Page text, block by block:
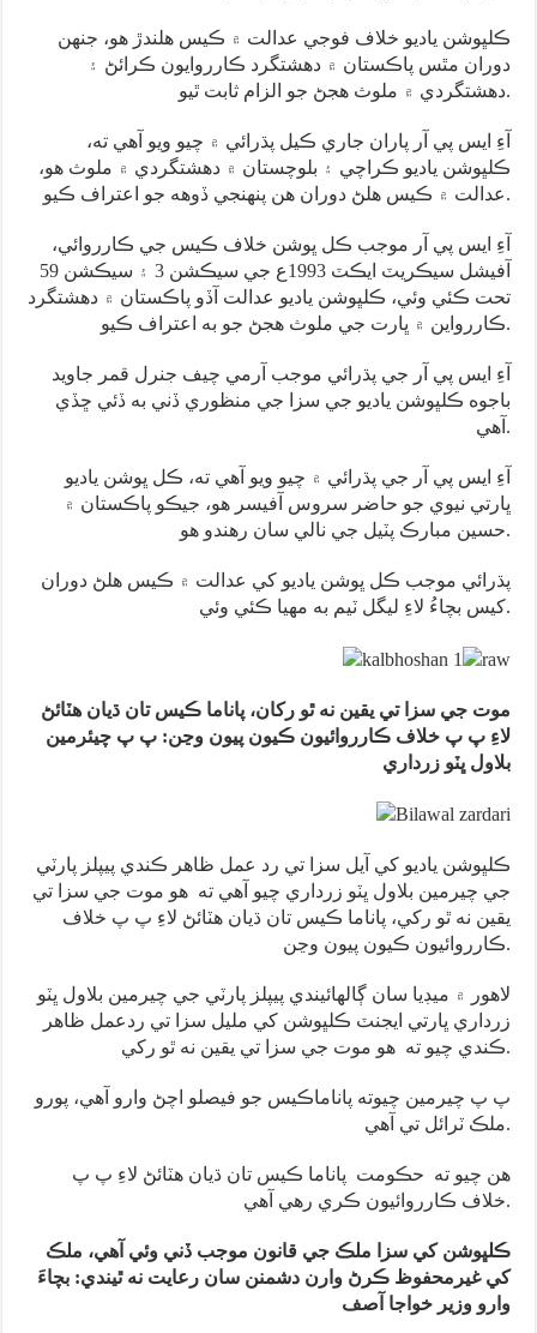
ڪلڀوشن ياديو خلاف فوجي عدالت ۾ ڪيس هلندڙ هو، جنهن
دوران مٿس پاڪستان ۾ دهشتگرد ڪارروايون ڪرائڻ ۽
دهشتگردي ۾ ملوث هجڻ جو الزام ثابت ٿيو.
آءِ ايس پي آر پاران جاري ڪيل پڌرائي ۾ چيو ويو آهي ته،
ڪلڀوشن ياديو ڪراچي ۽ بلوچستان ۾ دهشتگردي ۾ ملوث هو،
عدالت ۾ ڪيس هلڻ دوران هن پنهنجي ڏوهه جو اعتراف ڪيو.
آءِ ايس پي آر موجب ڪل ڀوشن خلاف ڪيس جي ڪارروائي،
آفيشل سيڪريٽ ايڪٽ 1993ع جي سيڪشن 3 ۽ سيڪشن 59
تحت ڪئي وئي، ڪلڀوشن ياديو عدالت آڏو پاڪستان ۾ دهشتگرد
ڪاررواين ۾ ڀارت جي ملوث هجڻ جو به اعتراف ڪيو.
آءِ ايس پي آر جي پڌرائي موجب آرمي چيف جنرل قمر جاويد
باجوه ڪلڀوشن ياديو جي سزا جي منظوري ڏني به ڏئي ڇڏي
آهي.
آءِ ايس پي آر جي پڌرائي ۾ چيو ويو آهي ته، ڪل ڀوشن ياديو
ڀارتي نيوي جو حاضر سروس آفيسر هو، جيڪو پاڪستان ۾
حسين مبارڪ پٽيل جي نالي سان رهندو هو.
پڌرائي موجب ڪل ڀوشن ياديو کي عدالت ۾ ڪيس هلڻ دوران
کيس بچاءُ لاءِ ليگل ٽيم به مهيا ڪئي وئي.
موت جي سزا تي يقين نه ٿو رکان، پاناما ڪيس تان ڌيان هٽائڻ
لاءِ پ پ خلاف ڪارروائيون ڪيون پيون وڃن: پ پ چيئرمين
بلاول ڀٽو زرداري
ڪلڀوشن ياديو کي آيل سزا تي رد عمل ظاهر ڪندي پيپلز پارٽي
جي چيرمين بلاول ڀٽو زرداري چيو آهي ته هو موت جي سزا تي
يقين نه ٿو رکي، پاناما ڪيس تان ڌيان هٽائڻ لاءِ پ پ خلاف
ڪارروائيون ڪيون پيون وڃن.
لاهور ۾ ميڊيا سان ڳالهائيندي پيپلز پارٽي جي چيرمين بلاول ڀٽو
زرداري ڀارتي ايجنٽ ڪلڀوشن کي مليل سزا تي ردعمل ظاهر
ڪندي چيو ته هو موت جي سزا تي يقين نه ٿو رکي.
پ پ چيرمين چيوته پاناماڪيس جو فيصلو اچڻ وارو آهي، پورو
ملڪ ٽرائل تي آهي.
هن چيو ته حڪومت پاناما ڪيس تان ڌيان هٽائڻ لاءِ پ پ
خلاف ڪارروائيون ڪري رهي آهي.
ڪلڀوشن کي سزا ملڪ جي قانون موجب ڏني وئي آهي، ملڪ
کي غيرمحفوظ ڪرڻ وارن دشمنن سان رعايت نه ٿيندي: بچاءَ
وارو وزير خواجا آصف